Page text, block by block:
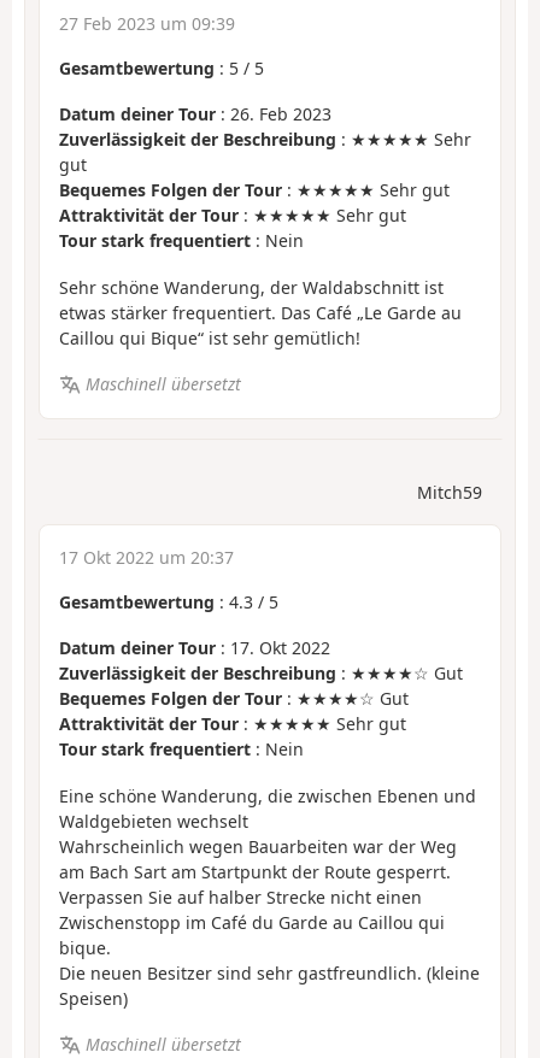
27 Feb 2023 um 09:39
Gesamtbewertung : 5 / 5
Datum deiner Tour : 26. Feb 2023
Zuverlässigkeit der Beschreibung : ★★★★★ Sehr
gut
Bequemes Folgen der Tour : ★★★★★ Sehr gut
Attraktivität der Tour : ★★★★★ Sehr gut
Tour stark frequentiert : Nein
Sehr schöne Wanderung, der Waldabschnitt ist
etwas stärker frequentiert. Das Café „Le Garde au
Caillou qui Bique“ ist sehr gemütlich!
Maschinell übersetzt
Mitch59
17 Okt 2022 um 20:37
Gesamtbewertung : 4.3 / 5
Datum deiner Tour : 17. Okt 2022
Zuverlässigkeit der Beschreibung : ★★★★☆ Gut
Bequemes Folgen der Tour : ★★★★☆ Gut
Attraktivität der Tour : ★★★★★ Sehr gut
Tour stark frequentiert : Nein
Eine schöne Wanderung, die zwischen Ebenen und
Waldgebieten wechselt
Wahrscheinlich wegen Bauarbeiten war der Weg
am Bach Sart am Startpunkt der Route gesperrt.
Verpassen Sie auf halber Strecke nicht einen
Zwischenstopp im Café du Garde au Caillou qui
bique.
Die neuen Besitzer sind sehr gastfreundlich. (kleine
Speisen)
Maschinell übersetzt